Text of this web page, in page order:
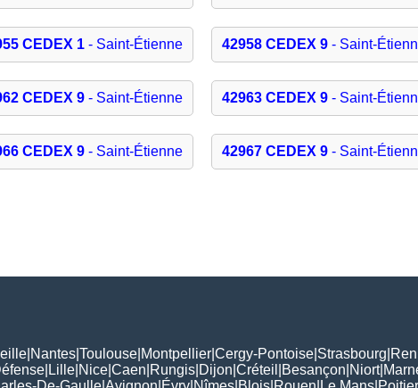
CEDEX 1- Saint-Étienne 42958 CEDEX 9 - Saint-
CEDEX 9- Saint-Étienne 42963 CEDEX 9 - Saint-
CEDEX 9- Saint-Étienne 42967 CEDEX 9 - Saint-
Nantes Toulouse Montpellier Cergy-Pontoise Strasbourg
Lille Nice Caen Rungis Dijon Créteil Besançon Niort|